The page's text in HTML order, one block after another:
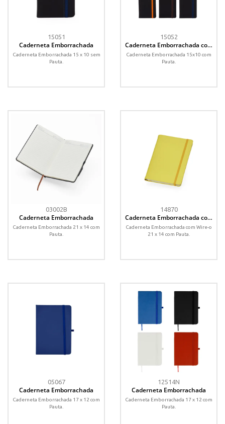
15051
Caderneta Emborrachada
Caderneta Emborrachada 15 x 10 sem
Pauta.
15052
Caderneta Emborrachada com
Pauta
Caderneta Emborrachada 15x10 com
Pauta.
03002B
Caderneta Emborrachada
Caderneta Emborrachada 21 x 14 com
Pauta.
14870
Caderneta Emborrachada com
Wire-o
Caderneta Emborrachada com Wire-o
21 x 14 com Pauta.
05067
Caderneta Emborrachada
Caderneta Emborrachada 17 x 12 com
Pauta.
12514N
Caderneta Emborrachada
Caderneta Emborrachada 17 x 12 com
Pauta.